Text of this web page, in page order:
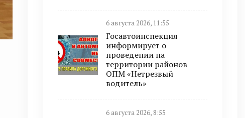
6 августа 2026, 11:55
Госавтоинспекция
информирует о
проведении на
территории районов
ОПМ «Нетрезвый
водитель»
6 августа 2026, 8:55